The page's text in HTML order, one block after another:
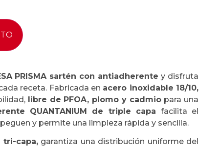
PRISMA sartén con antiadherente y disfruta
receta. Fabricada en acero inoxidable 18/10,
libre de PFOA, plomo y cadmio para una
QUANTANIUM de triple capa facilita el
y permite una limpieza rápida y sencilla.
capa,garantiza una distribución uniforme del